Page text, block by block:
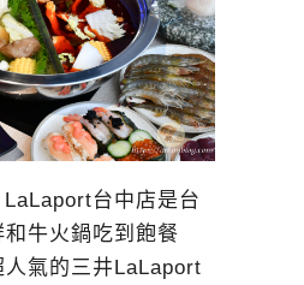
台中店是台
牛火鍋吃到飽餐
人氣的三井LaLaport